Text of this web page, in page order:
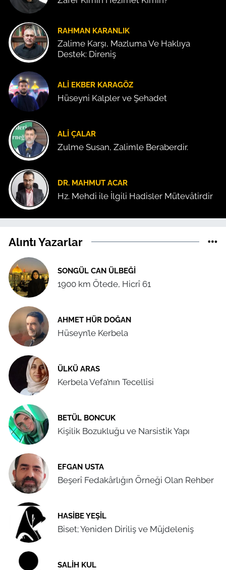
RAHMAN KARANLIK
Zalime Karşı, Mazluma Ve Haklıya
Destek: Direniş
ALI EKBER KARAGÖZ
Hüseyni Kalpler ve Şehadet
ALI ÇALAR
Zulme Susan, Zalimle Beraberdir.
DR. MAHMUT ACAR
Hz. Mehdi ile İlgili Hadisler Mütevâtirdir
Alıntı Yazarlar
SONGÜL CAN ÜLBEĞI
1900 km Ötede, Hicrî 61
AHMET HÜR DOĞAN
Hüseyn’le Kerbela
ÜLKÜ ARAS
Kerbela Vefa’nın Tecellisi
BETÜL BONCUK
Kişilik Bozukluğu ve Narsistik Yapı
EFGAN USTA
Beşerî Fedakârlığın Örneği Olan Rehber
HASIBE YEŞIL
Biset; Yeniden Diriliş ve Müjdeleniş
SALIH KUL